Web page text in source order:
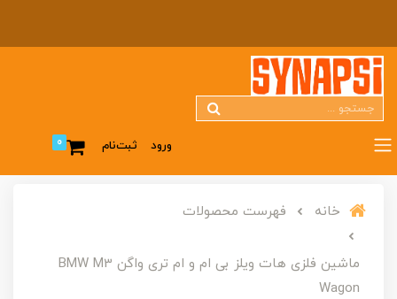
ورود ثبت‌نام 0
خانه فهرست محصولات
ماشین فلزی هات ویلز بی ام و ام تری واگن BMW M3
Wagon